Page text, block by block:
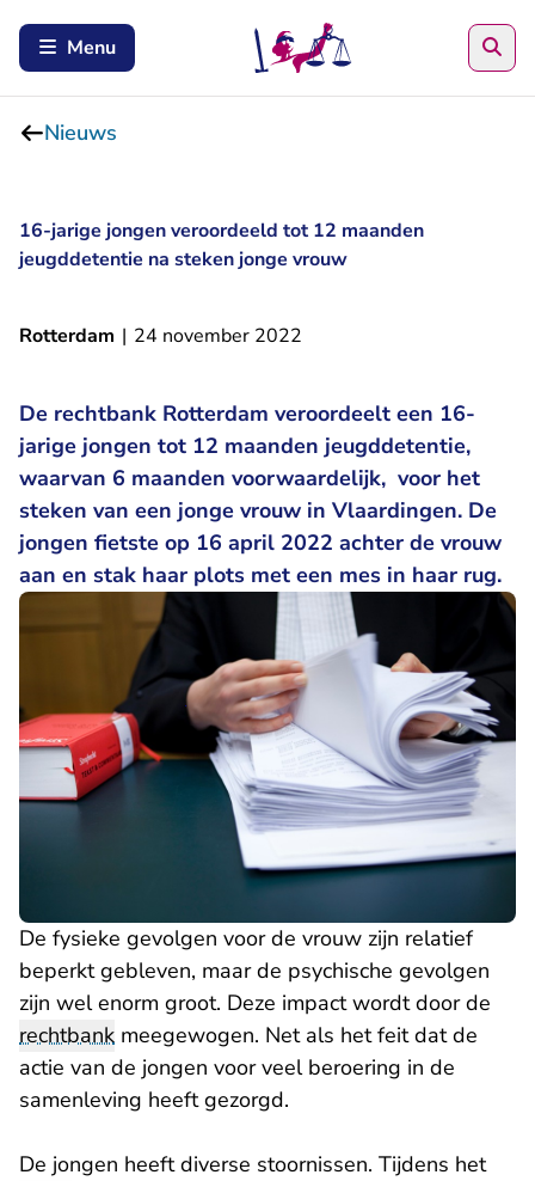
Menu
Nieuws
16-jarige jongen veroordeeld tot 12 maanden
jeugddetentie na steken jonge vrouw
Rotterdam | 24 november 2022
De rechtbank Rotterdam veroordeelt een 16-
jarige jongen tot 12 maanden jeugddetentie,
waarvan 6 maanden voorwaardelijk, voor het
steken van een jonge vrouw in Vlaardingen. De
jongen fietste op 16 april 2022 achter de vrouw
aan en stak haar plots met een mes in haar rug.
De fysieke gevolgen voor de vrouw zijn relatief
beperkt gebleven, maar de psychische gevolgen
zijn wel enorm groot. Deze impact wordt door de
rechtbank meegewogen. Net als het feit dat de
actie van de jongen voor veel beroering in de
samenleving heeft gezorgd.
De jongen heeft diverse stoornissen. Tijdens het